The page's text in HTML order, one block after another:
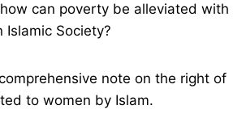
can poverty be alleviated with
Society?
note on the right of
to women by Islam.